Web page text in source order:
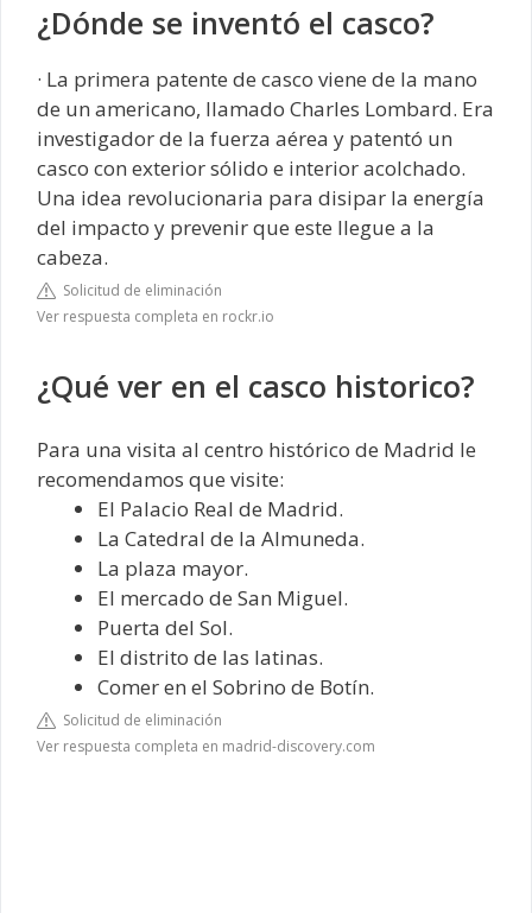
¿Dónde se inventó el casco?
· La primera patente de casco viene de la mano
de un americano, llamado Charles Lombard. Era
investigador de la fuerza aérea y patentó un
casco con exterior sólido e interior acolchado.
Una idea revolucionaria para disipar la energía
del impacto y prevenir que este llegue a la
cabeza.
Solicitud de eliminación
Ver respuesta completa en rockr.io
¿Qué ver en el casco historico?
Para una visita al centro histórico de Madrid le
recomendamos que visite:
El Palacio Real de Madrid.
La Catedral de la Almuneda.
La plaza mayor.
El mercado de San Miguel.
Puerta del Sol.
El distrito de las latinas.
Comer en el Sobrino de Botín.
Solicitud de eliminación
Ver respuesta completa en madrid-discovery.com